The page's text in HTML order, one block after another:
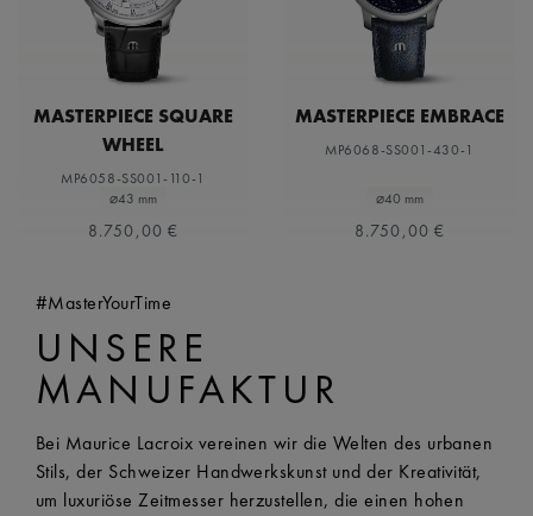
MASTERPIECE SQUARE
WHEEL
MP6058-SS001-110-1
⌀43 mm
8.750,00 €
MASTERPIECE EMBRACE
MP6068-SS001-430-1
⌀40 mm
8.750,00 €
#MasterYourTime
UNSERE
MANUFAKTUR
Bei Maurice Lacroix vereinen wir die Welten des urbanen
Stils, der Schweizer Handwerkskunst und der Kreativität,
um luxuriöse Zeitmesser herzustellen, die einen hohen